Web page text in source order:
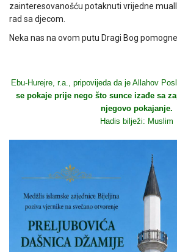
zainteresovanošću potaknuti vrijedne
rad sa djecom.
Neka nas na ovom putu Dragi Bog
Ebu-Hurejre, r.a., pripovijeda da je Allahov
se pokaje prije nego što sunce izađe sa
njegovo pokajanje.
Hadis bilježi: Muslim